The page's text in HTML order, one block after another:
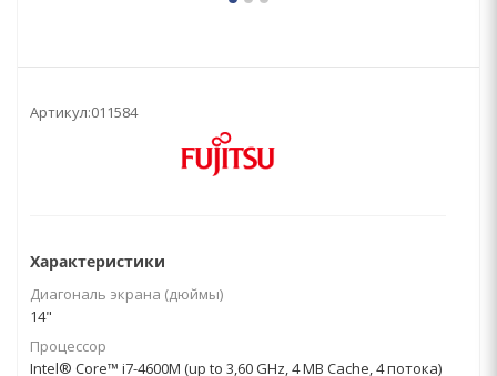
Артикул:011584
Характеристики
Диагональ экрана (дюймы)
14"
Процессор
Intel® Core™ i7-4600M (up to 3,60 GHz, 4 MB Cache, 4 потока)